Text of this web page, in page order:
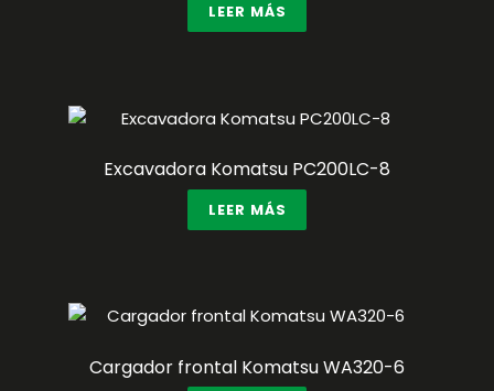
LEER MÁS
Excavadora Komatsu PC200LC-8
LEER MÁS
Cargador frontal Komatsu WA320-6